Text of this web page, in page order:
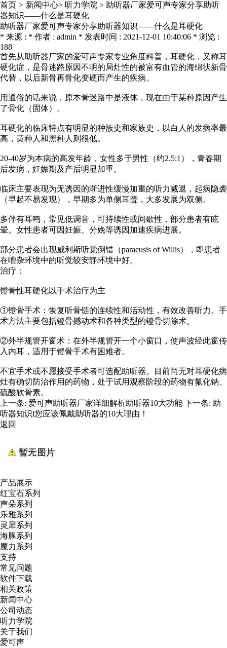
首页 > 新闻中心> 听力学院 > 助听器厂家爱可声专家分享助听
器知识——什么是耳硬化
助听器厂家爱可声专家分享助听器知识——什么是耳硬化
* 来源 : * 作者 : admin * 发表时间 : 2021-12-01 10:40:06 * 浏览 :
188
首先从 助听器厂家的爱可声专家专业角度科普，耳硬化，又称耳
硬化症，是骨迷路原因不明的局灶性的被富有血管的海绵状新骨
代替，以后新骨再骨化变硬而产生的疾病。
用通俗的话来说，原本骨迷路中是液体，现在由于某种原因产生
了骨化（固体）。
耳硬化的临床特点有明显的种族史和家族史，以白人的发病率最
高，黄种人和黑种人则很低。
20-40岁为本病的高发年龄，女性多于男性（约2.5:1），青春期
后发病，妊娠期及产后明显加重。
临床主要表现为无诱因的渐进性缓慢加重的听力减退，起病隐袭
（早起不易发现），早期多为单侧耳聋，大多发展为双侧。
多伴有耳鸣，常见低调音，可持续性或间歇性，部分患者有眩
晕。女性患者可因妊娠、分娩等诱因加速疾病进展。
部分患者会出现威利斯听觉倒错（paracusis of Willis），即患者
在嘈杂环境中的听觉较安静环境中好。
治疗：
镫骨性耳硬化以手术治疗为主
①镫骨手术：恢复听骨链的连续性和活动性，有效改善听力。手
术方法主要包括镫骨撼动术和各种类型的镫骨切除术。
②外半规管开窗术：在外半规管开一个小窗口，使声波经此窗传
入内耳，适用于镫骨手术有困难者。
不宜手术或不愿接受手术者可选配助听器。目前尚无对耳硬化病
灶有确切防治作用的药物，处于试用观察阶段的药物有氟化钠、
硫酸软骨素。
上一条: 爱可声助听器厂家详细解析助听器10大功能 下一条: 助
听器知识l您应该佩戴助听器的10大理由！
返回
产品展示
红宝石系列
声朵系列
乐雅系列
灵犀系列
海豚系列
魔力系列
支持
常见问题
软件下载
相关政策
新闻中心
公司动态
听力学院
关于我们
爱可声